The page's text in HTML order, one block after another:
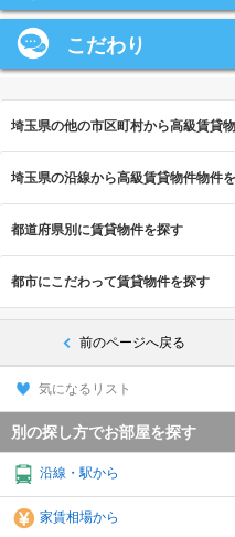
こだわり
埼玉県の他の市区町村から高級賃貸
埼玉県の沿線から高級賃貸物件物件
都道府県別に賃貸物件を探す
都市にこだわって賃貸物件を探す
前のページへ戻る
気になるリスト
別の探し方でお部屋を探す
沿線・駅から
家賃相場から